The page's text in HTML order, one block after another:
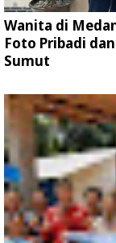
Wanita di
Foto Pribadi
Sumut